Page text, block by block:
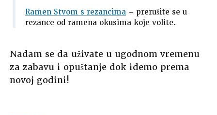
Ramen Stvom s rezancima – prerušite se u
rezance od ramena okusima koje volite.
Nadam se da uživate u ugodnom vremenu
za zabavu i opuštanje dok idemo prema
novoj godini!